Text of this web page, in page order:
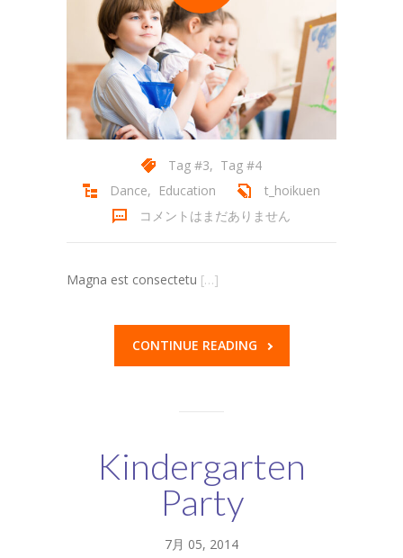
Tag #3, Tag #4
Dance, Education
t_hoikuen
コメントはまだありません
Magna est consectetu […]
CONTINUE READING
Kindergarten
Party
7月 05, 2014